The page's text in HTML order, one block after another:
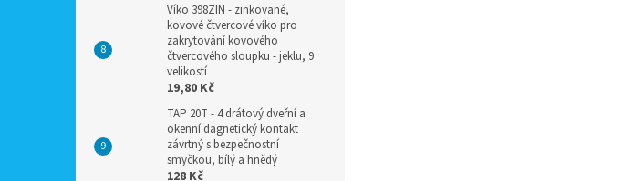
Víko 398ZIN - zinkované,
kovové čtvercové víko pro
zakrytování kovového
čtvercového sloupku - jeklu, 9
velikostí
19,80 Kč
TAP 20T - 4 drátový dveřní a
okenní dagnetický kontakt
závrtný s bezpečnostní
smyčkou, bílý a hnědý
128 Kč